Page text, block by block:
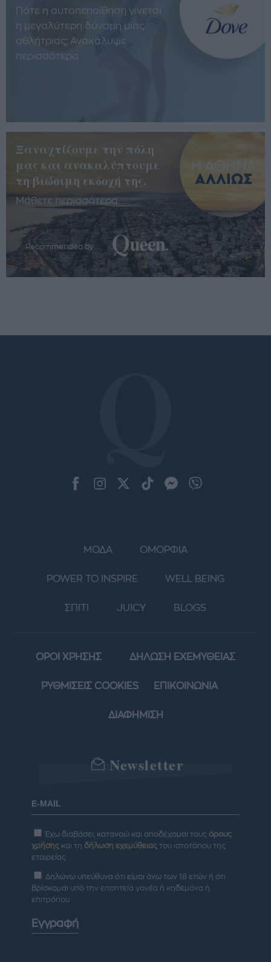
Πότε η αυτοπεποίθηση γίνεται
η μεγαλύτερη δύναμη μίας
αθλήτριας; Ανακάλυψε
περισσότερα
Ξαναχτίζουμε την πόλη
μας και ανακαλύπτουμε
τη βιώσιμη εκδοχή της.
Μάθετε περισσότερα
Recommended by
ΜΟΔΑ ΟΜΟΡΦΙΑ
POWER TO INSPIRE WELL BEING
ΣΠΙΤΙ JUICY BLOGS
ΟΡΟΙ ΧΡΗΣΗΣ ΔΗΛΩΣΗ ΕΧΕΜΥΘΕΙΑΣ
ΡΥΘΜΙΣΕΙΣ COOKIES ΕΠΙΚΟΙΝΩΝΙΑ
ΔΙΑΦΗΜΙΣΗ
Newsletter
Έχω διαβάσει, κατανοώ και αποδέχομαι τους όρους
χρήσης και τη δήλωση εχεμύθειας του ιστοτόπου της
εταιρείας
Δηλώνω υπεύθυνα ότι είμαι άνω των 18 ετών ή ότι
βρίσκομαι υπό την εποπτεία γονέα ή κηδεμόνα ή
επιτρόπου
Εγγραφή